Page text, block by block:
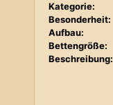
Kategorie:
Besonderheit:
Aufbau:
Bettengröße:
Beschreibung: